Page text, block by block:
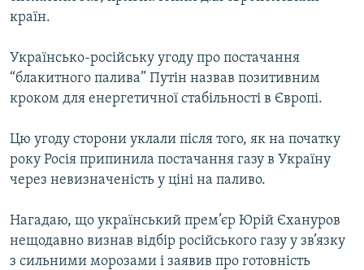
КТАТ
ДОЛУЧАЙСЯ!
Усі сайти RFE/RL
країн.
Українсько-російську угоду про постачання
“блакитного палива” Путін назвав позитивним
кроком для енергетичної стабільності в Європі.
Цю угоду сторони уклали після того, як на початку
року Росія припинила постачання газу в Україну
через невизначеність у ціні на паливо.
Нагадаю, що український прем’єр Юрій Єхануров
нещодавно визнав відбір російського газу у зв’язку
з сильними морозами і заявив про готовність